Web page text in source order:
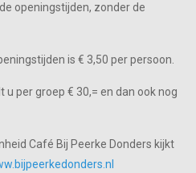
openingstijden, zonder de
is € 3,50 per persoon.
per groep € 30,= en dan ook nog
Café Bij Peerke Donders kijkt